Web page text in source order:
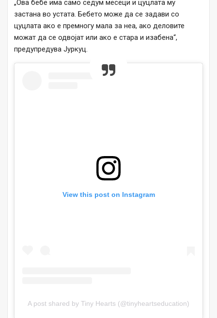
„Ова бебе има само седум месеци и цуцлата му
застана во устата. Бебето може да се задави со
цуцлата ако е премногу мала за неа, ако деловите
можат да се одвојат или ако е стара и изабена“,
предупредува Јуркуц.
View this post on Instagram
A post shared by Tiny Hearts (@tinyheartseducation)